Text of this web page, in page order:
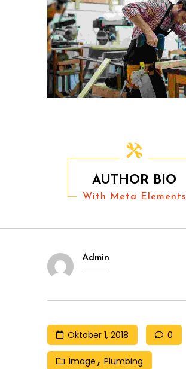
AUTHOR BIO
With Meta Elements
Admin
Oktober 1, 2018 0
Image Plumbing